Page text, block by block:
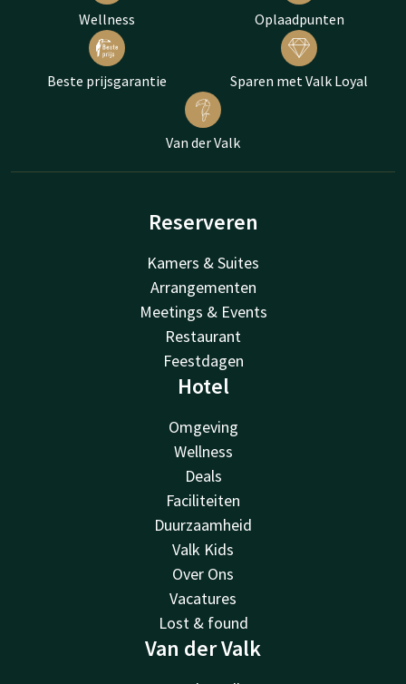
Wellness Oplaadpunten
Beste prijsgarantie Sparen met Valk Loyal
Van der Valk
Reserveren
Kamers & Suites
Arrangementen
Meetings & Events
Restaurant
Feestdagen
Hotel
Omgeving
Wellness
Deals
Faciliteiten
Duurzaamheid
Valk Kids
Over Ons
Vacatures
Lost & found
Van der Valk